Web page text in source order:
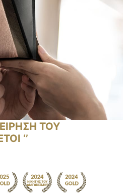
ΤΟΥ
‘’